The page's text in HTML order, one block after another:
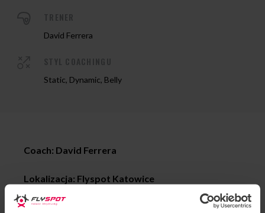
David Ferrera
Static, Dynamic, Belly
Coach: David Ferrera
Lokalizacja: Flyspot Katowice
Data: 26-29.10.2023